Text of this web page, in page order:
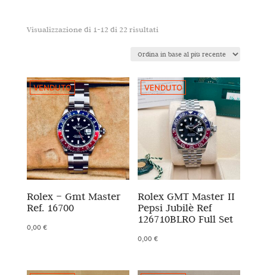
Visualizzazione di 1-12 di 22 risultatiOrdina
al
più
recente
VENDUTO
Rolex – Gmt Master
Ref. 16700
0,00€
VENDUTO
Rolex GMT Master II
Pepsi Jubilè Ref
126710BLRO Full Set
0,00€